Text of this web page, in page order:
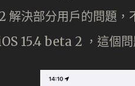
解決部分用戶的問題
15.4 beta 2 ，這個